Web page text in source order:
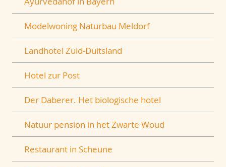
Modelwoning Naturbau Meldorf
Landhotel Zuid-Duitsland
Hotel zur Post
Der Daberer. Het biologische hotel
Natuur pension in het Zwarte Woud
Restaurant in Scheune